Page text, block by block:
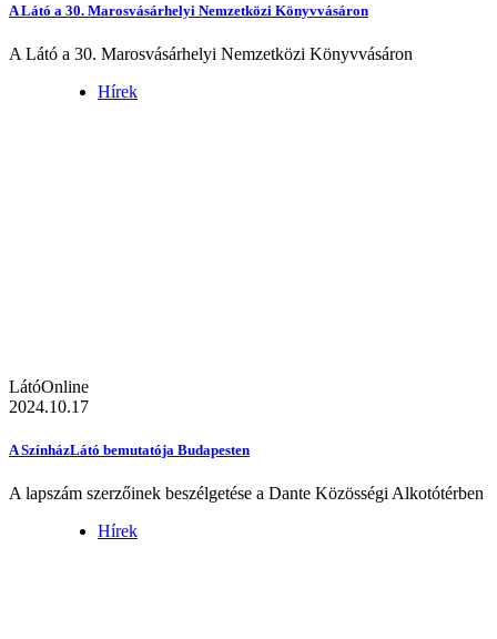
A Látó a 30. Marosvásárhelyi Nemzetközi Könyvvásáron
A Látó a 30. Marosvásárhelyi Nemzetközi Könyvvásáron
Hírek
LátóOnline
2024.10.17
A SzínházLátó bemutatója Budapesten
A lapszám szerzőinek beszélgetése a Dante Közösségi Alkotótérben
Hírek